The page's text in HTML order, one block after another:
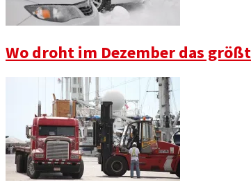
Wo droht im Dezember das